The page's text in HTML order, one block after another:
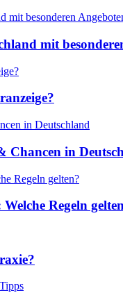
mit
Chancen in
Regeln